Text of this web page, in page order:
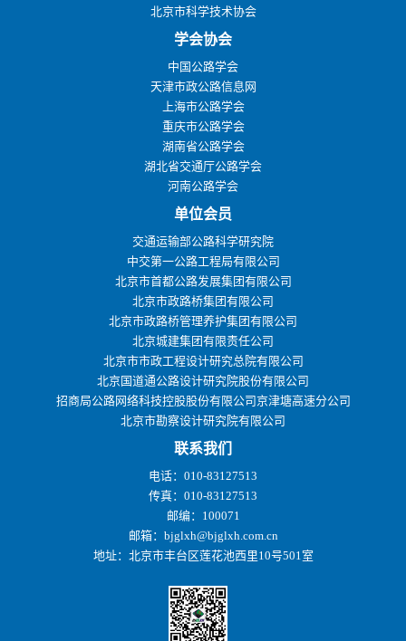
北京市科学技术协会
学会协会
中国公路学会
天津市政公路信息网
上海市公路学会
重庆市公路学会
湖南省公路学会
湖北省交通厅公路学会
河南公路学会
单位会员
交通运输部公路科学研究院
中交第一公路工程局有限公司
北京市首都公路发展集团有限公司
北京市政路桥集团有限公司
北京市政路桥管理养护集团有限公司
北京城建集团有限责任公司
北京市市政工程设计研究总院有限公司
北京国道通公路设计研究院股份有限公司
招商局公路网络科技控股股份有限公司京津塘高速分公司
北京市勘察设计研究院有限公司
联系我们
电话：010-83127513
传真：010-83127513
邮编：100071
邮箱：bjglxh@bjglxh.com.cn
地址：北京市丰台区莲花池西里10号501室